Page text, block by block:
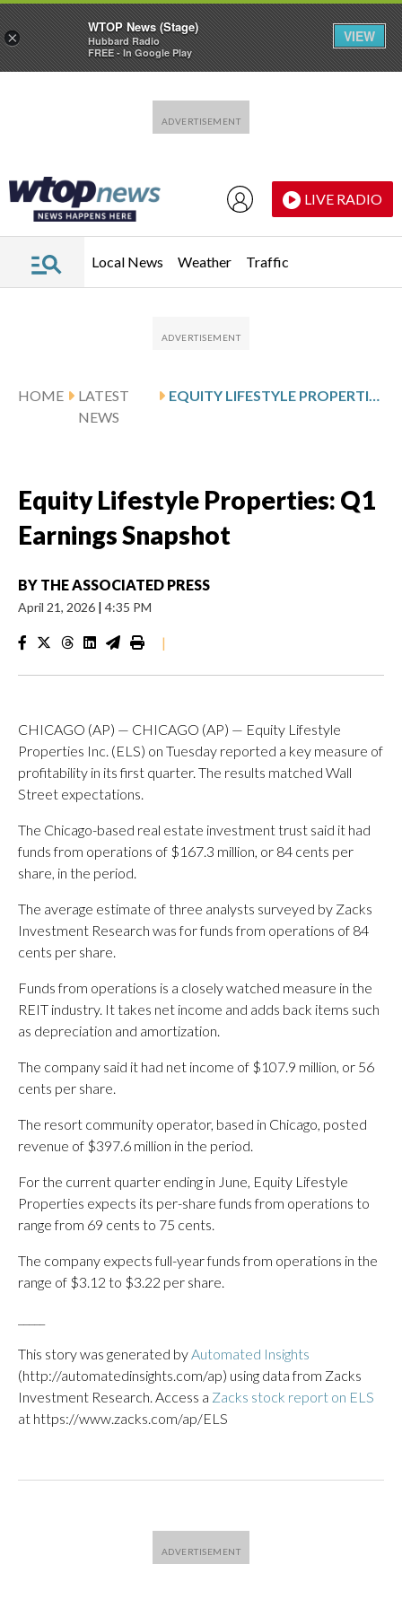
LIVE RADIO
Local News Weather Traffic
HOME
LATEST
NEWS
EQUITY LIFESTYLE PROPERTIES: Q1 EARNINGS SNAPSHOT
Equity Lifestyle Properties: Q1
Earnings Snapshot
BY THE ASSOCIATED PRESS
April 21, 2026 | 4:35 PM
|
CHICAGO (AP) — CHICAGO (AP) — Equity Lifestyle
Properties Inc. (ELS) on Tuesday reported a key measure of
profitability in its first quarter. The results matched Wall
Street expectations.
The Chicago-based real estate investment trust said it had
funds from operations of $167.3 million, or 84 cents per
share, in the period.
The average estimate of three analysts surveyed by Zacks
Investment Research was for funds from operations of 84
cents per share.
Funds from operations is a closely watched measure in the
REIT industry. It takes net income and adds back items such
as depreciation and amortization.
The company said it had net income of $107.9 million, or 56
cents per share.
The resort community operator, based in Chicago, posted
revenue of $397.6 million in the period.
For the current quarter ending in June, Equity Lifestyle
Properties expects its per-share funds from operations to
range from 69 cents to 75 cents.
The company expects full-year funds from operations in the
range of $3.12 to $3.22 per share.
This story was generated byAutomated Insights
(http://automatedinsights.com/ap) using data from Zacks
Investment Research. Access a Zacks stock report on ELS
at https://www.zacks.com/ap/ELS
×
WTOP News (Stage)
Hubbard Radio
FREE - In Google Play
VIEW